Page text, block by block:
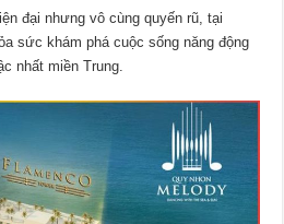
đại nhưng vô cùng quyến rũ, tại
sức khám phá cuộc sống năng động
nhất miền Trung.